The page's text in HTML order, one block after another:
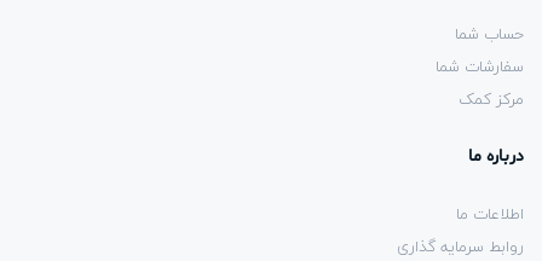
حساب شما
سفارشات شما
مرکز کمک
درباره ما
اطلاعات ما
روابط سرمایه گذاری